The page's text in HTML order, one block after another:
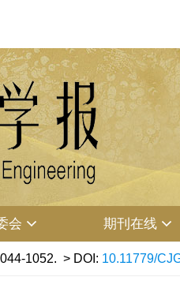
会 期刊在线
1052. > DOI: 10.11779/